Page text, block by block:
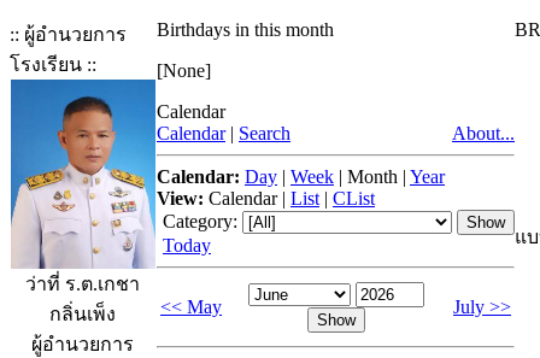
:: ผู้อำนวยการ
โรงเรียน ::
ว่าที่ ร.ต.เกชา
กลิ่นเพ็ง
ผู้อำนวยการ
Birthdays in this month
[None]
Calendar
Calendar | Search About...
Calendar: Day | Week | Month | Year
View: Calendar| List | CList
Category:
Today
<< May July >>
แ